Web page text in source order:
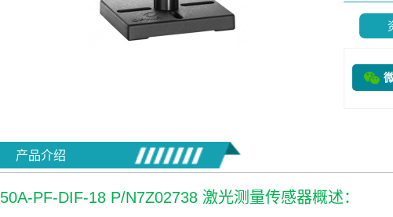
产品介绍
50A-PF-DIF-18 P/N7Z02738 激光测量传感器概述：